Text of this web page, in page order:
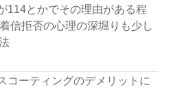
114とかでその理由がある程
信拒否の心理の深堀りも少し
コーティングのデメリットに